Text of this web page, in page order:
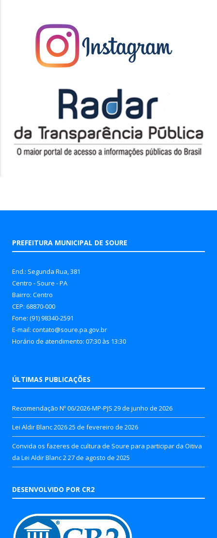
PREFEITURA MUNICIPAL DE SOURE
End.: Segunda Rua, 381
Centro - Soure - PA
Bairro: Centro
CEP: 68870-000
Fone: (91) 98340-2591
E-mail: contato@soure.pa.gov.br
Horário de atendimento: 07:30 às 13:30
ÚLTIMAS PUBLICAÇÕES
Recomendação Nº 06/2026-MP-PJS 29 de junho de 2026
Lei Aldir Blanc 202625 de fevereiro de 2026
Convida os fazeres de cultura de Soure para participar da Oitiva
da Lei Aldir Blanc 2 27 de agosto de 2025
DESENVOLVIDO POR CR2